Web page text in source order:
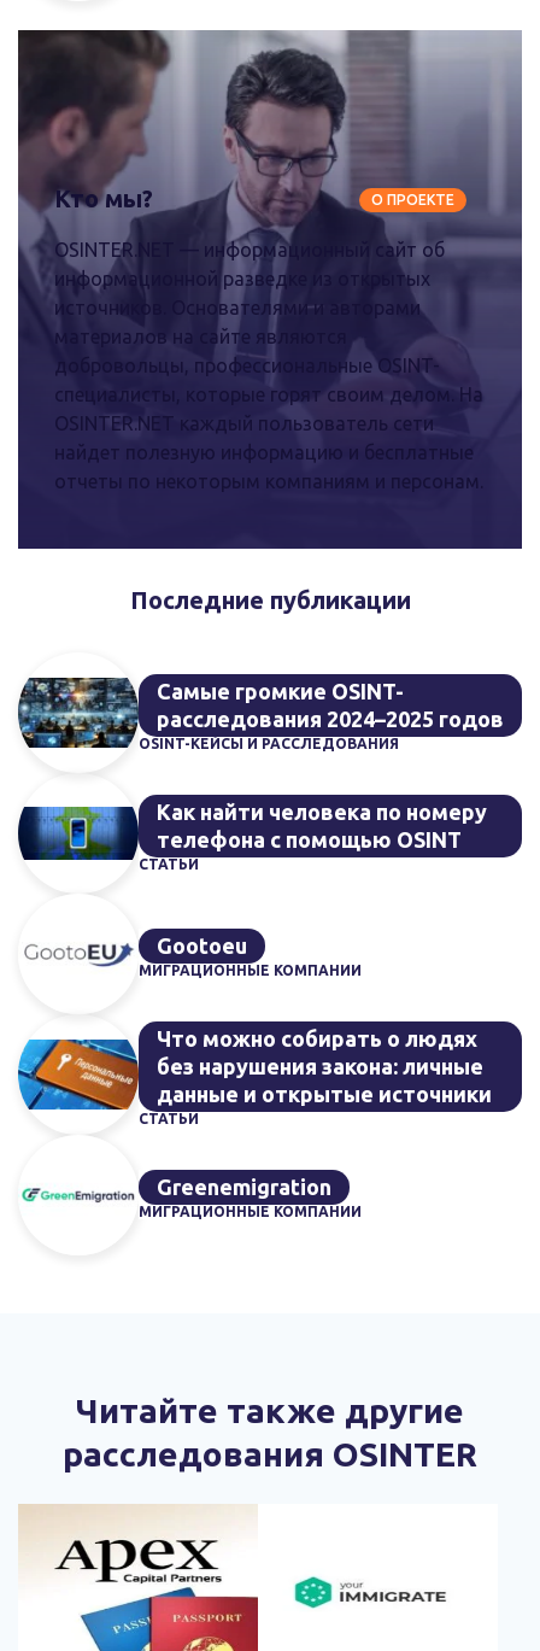
Кто мы?
OSINTER.NET — информационный сайт об
информационной разведке из открытых
источников. Основателями и авторами
материалов на сайте являются
добровольцы, профессиональные OSINT-
специалисты, которые горят своим делом. На
OSINTER.NET каждый пользователь сети
найдет полезную информацию и бесплатные
отчеты по некоторым компаниям и персонам.
О ПРОЕКТЕ
Последние публикации
Самые громкие OSINT-
расследования 2024–2025 годов
OSINT-КЕЙСЫ И РАССЛЕДОВАНИЯ
Как найти человека по номеру
телефона с помощью OSINT
СТАТЬИ
Gootoeu
МИГРАЦИОННЫЕ КОМПАНИИ
Что можно собирать о людях
без нарушения закона: личные
данные и открытые источники
СТАТЬИ
Greenemigration
МИГРАЦИОННЫЕ КОМПАНИИ
Читайте также другие
расследования OSINTER